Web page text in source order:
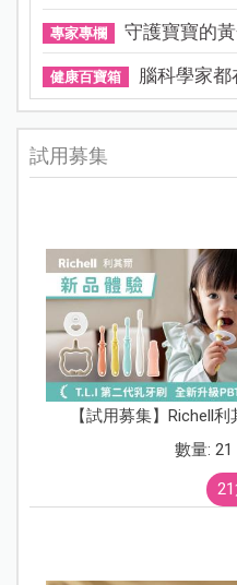
專家專欄 守護寶寶的
健康百寶箱 腦科學家都
試用募集
【試用募集】Richell
數量: